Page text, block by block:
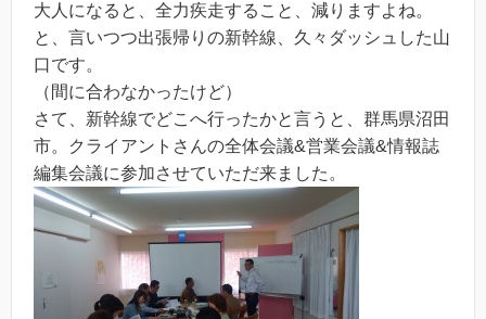
大人になると、全力疾走すること、減りますよね。
と、言いつつ出張帰りの新幹線、久々ダッシュした山
口です。
（間に合わなかったけど）
さて、新幹線でどこへ行ったかと言うと、群馬県沼田
市。クライアントさんの全体会議&営業会議&情報誌
編集会議に参加させていただ来ました。